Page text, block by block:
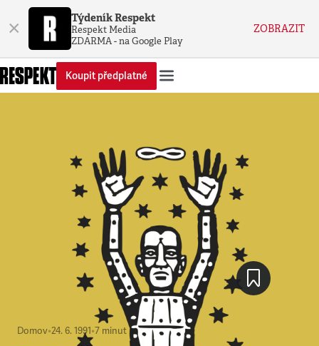
× Týdeník Respekt
Respekt Media
ZDARMA - na Google Play
ZOBRAZIT
Koupit předplatné
Domov•24. 6. 1991•7 minut